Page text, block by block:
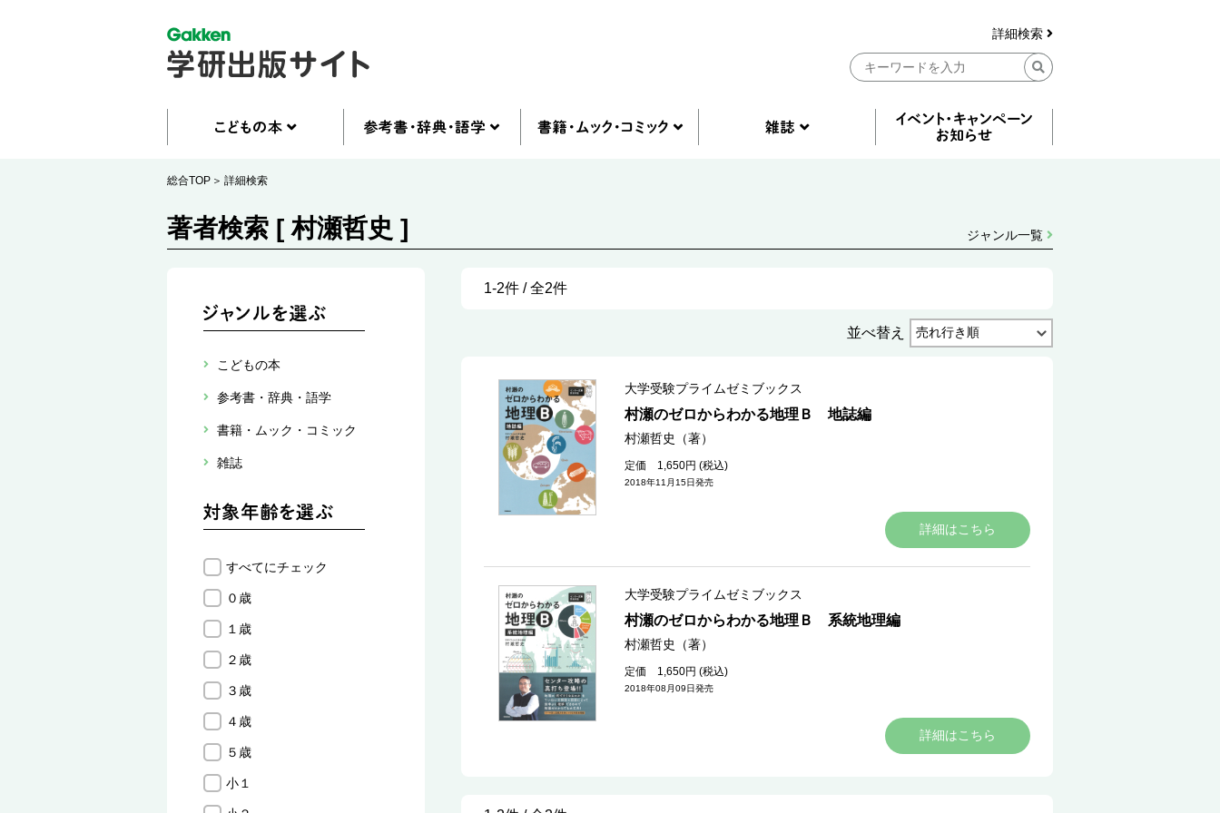
詳細検索
総合TOP 詳細検索
著者検索 [ 村瀬哲史 ] ジャンル一覧
こどもの本
参考書・辞典・語学
書籍・ムック・コミック
雑誌
すべてにチェック
０歳
１歳
２歳
３歳
４歳
５歳
小１
1-2件 / 全2件
並べ替え
大学受験プライムゼミブックス
村瀬のゼロからわかる地理Ｂ 地誌編
村瀬哲史（著）
定価 1,650円 (税込)
2018年11月15日発売
詳細はこちら
大学受験プライムゼミブックス
村瀬のゼロからわかる地理Ｂ 系統地理編
村瀬哲史（著）
定価 1,650円 (税込)
2018年08月09日発売
詳細はこちら